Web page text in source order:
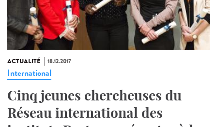
ACTUALITÉ 18.12.2017
International
Cinq jeunes chercheuses du
Réseau international des